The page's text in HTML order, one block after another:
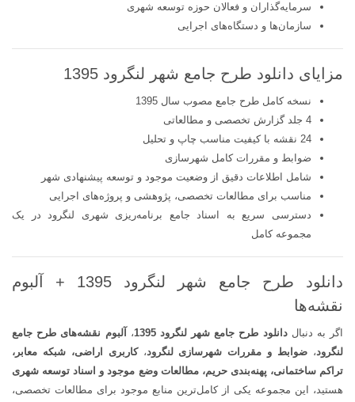
سرمایه‌گذاران و فعالان حوزه توسعه شهری
سازمان‌ها و دستگاه‌های اجرایی
مزایای دانلود طرح جامع شهر لنگرود 1395
نسخه کامل طرح جامع مصوب سال 1395
4 جلد گزارش تخصصی و مطالعاتی
24 نقشه با کیفیت مناسب چاپ و تحلیل
ضوابط و مقررات کامل شهرسازی
شامل اطلاعات دقیق از وضعیت موجود و توسعه پیشنهادی شهر
مناسب برای مطالعات تخصصی، پژوهشی و پروژه‌های اجرایی
دسترسی سریع به اسناد جامع برنامه‌ریزی شهری لنگرود در یک
مجموعه کامل
دانلود طرح جامع شهر لنگرود 1395 + آلبوم
نقشه‌ها
اگر به دنبالدانلود طرح جامع شهر لنگرود 1395 ،
آلبوم نقشه‌های طرح جامع
لنگرود، ضوابط و مقررات شهرسازی لنگرود،کاربری اراضی، شبکه معابر،
تراکم ساختمانی، پهنه‌بندی حریم، مطالعات وضع موجود و اسناد توسعه شهری
هستید، این مجموعه یکی از کامل‌ترین منابع موجود برای مطالعات تخصصی،